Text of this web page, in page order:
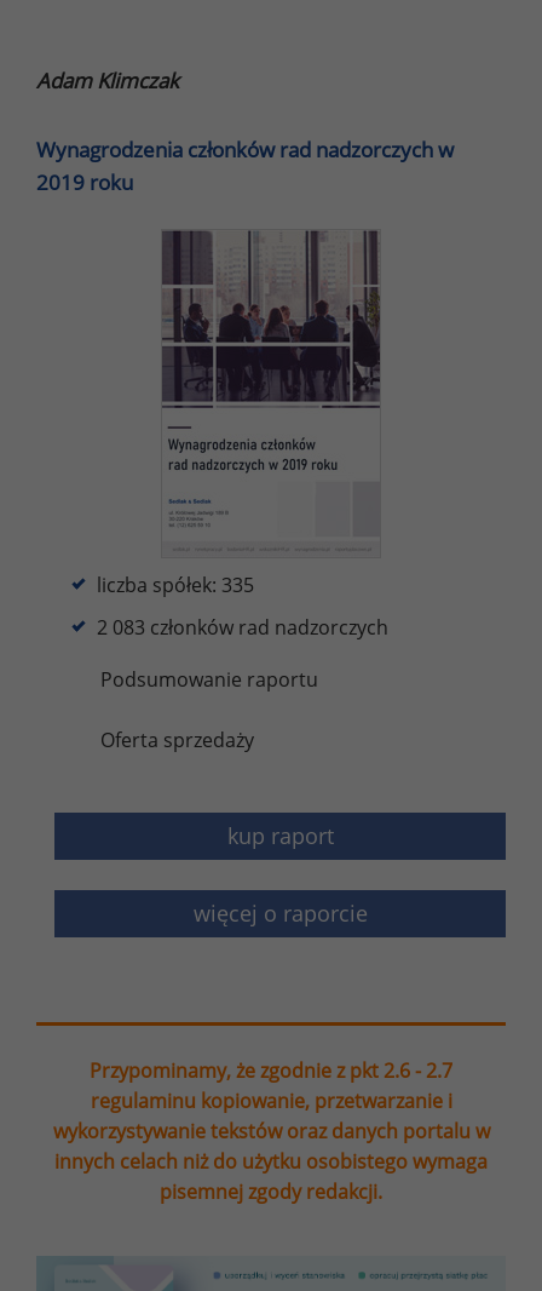
Adam Klimczak
Wynagrodzenia członków rad nadzorczych w
2019 roku
liczba spółek: 335
2 083 członków rad nadzorczych
Podsumowanie raportu
Oferta sprzedaży
kup raport
więcej o raporcie
Przypominamy, że zgodnie z pkt 2.6 - 2.7
regulaminu kopiowanie, przetwarzanie i
wykorzystywanie tekstów oraz danych portalu w
innych celach niż do użytku osobistego wymaga
pisemnej zgody redakcji.